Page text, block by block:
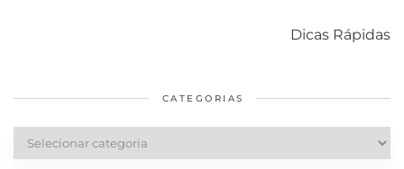
Dicas Rápidas
diários
cabelos
CATEGORIAS
Categorias